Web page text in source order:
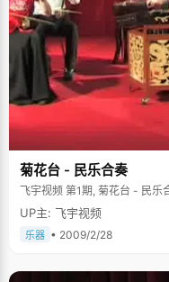
菊花台 - 民乐合奏
飞宇视频 第1期, 菊花台 - 民乐
UP主: 飞宇视频
乐器 • 2009/2/28